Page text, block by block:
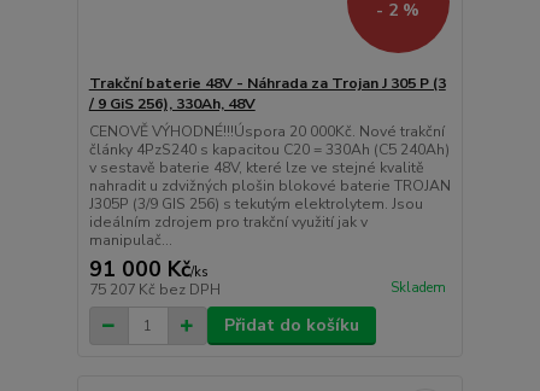
- 2 %
Trakční baterie 48V - Náhrada za Trojan J 305 P (3
/ 9 GiS 256), 330Ah, 48V
CENOVĚ VÝHODNÉ!!!Úspora 20 000Kč. Nové trakční
články 4PzS240 s kapacitou C20 = 330Ah (C5 240Ah)
v sestavě baterie 48V, které lze ve stejné kvalitě
nahradit u zdvižných plošin blokové baterie TROJAN
J305P (3/9 GIS 256) s tekutým elektrolytem. Jsou
ideálním zdrojem pro trakční využití jak v
manipulač...
91 000 Kč/ks
75 207 Kč bez DPH Skladem
Přidat do košíku